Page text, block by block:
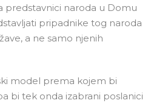
predstavnici naroda u Domu
pripadnike tog naroda
a ne samo njenih
model prema kojem bi
bi tek onda izabrani poslanici